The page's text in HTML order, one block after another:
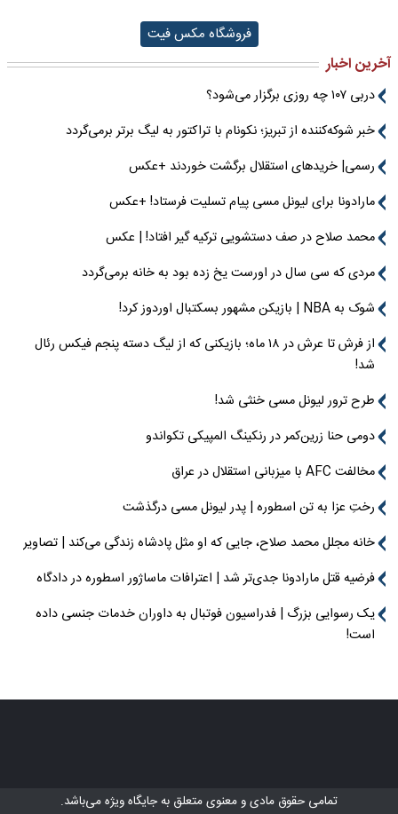
فروشگاه مکس فیت
آخرین اخبار
دربی ۱۰۷ چه روزی برگزار می‌شود؟
خبر شوکه‌کننده از تبریز؛ نکونام با تراکتور به لیگ برتر برمی‌گردد
رسمی| خریدهای استقلال برگشت خوردند +عکس
مارادونا برای لیونل مسی پیام تسلیت فرستاد! +عکس
محمد صلاح در صف دستشویی ترکیه گیر افتاد! | عکس
مردی که سی سال در اورست یخ زده بود به خانه برمی‌گردد
شوک به NBA | بازیکن مشهور بسکتبال اوردوز کرد!
از فرش تا عرش در ۱۸ ماه؛ بازیکنی که از لیگ دسته پنجم فیکس رئال
شد!
طرح ترور لیونل مسی خنثی شد!
دومی حنا زرین‌کمر در رنکینگ المپیکی تکواندو
مخالفت AFC با میزبانی استقلال در عراق
رختِ عزا به تن اسطوره | پدر لیونل مسی درگذشت
خانه مجلل محمد صلاح، جایی که او مثل پادشاه زندگی می‌کند | تصاویر
فرضیه قتل مارادونا جدی‌تر شد | اعترافات ماساژور اسطوره در دادگاه
یک رسوایی بزرگ | فدراسیون فوتبال به داوران خدمات جنسی داده
است!
تمامی حقوق مادی و معنوی متعلق بهجایگاه ویژهمی‌باشد.